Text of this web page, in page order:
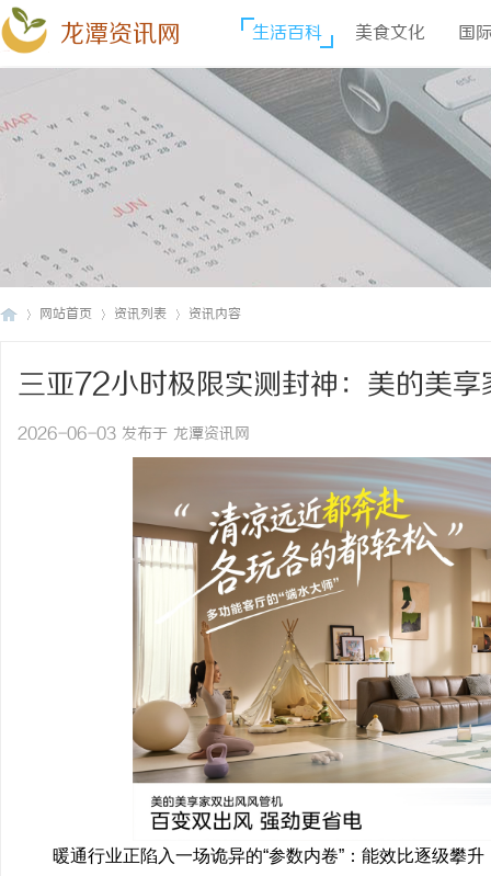
龙潭资讯网 生活百科 美食文化 国
网站首页 资讯列表 资讯内容
三亚72小时极限实测封神：美的美
国家庭的真实考题
2026-06-03 发布于 龙潭资讯网
暖通行业正陷入一场诡异的“参数内卷”：能效比逐级攀